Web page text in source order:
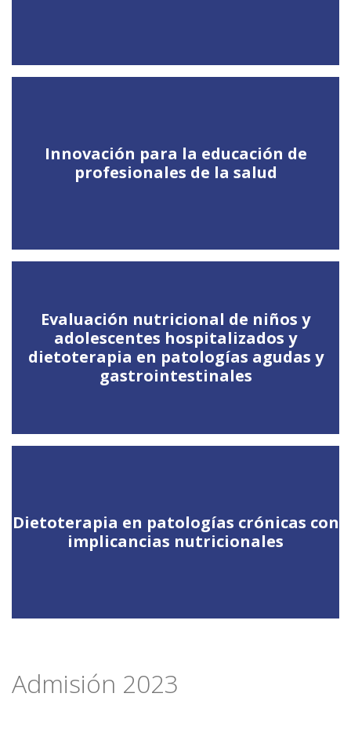
Innovación para la educación de
profesionales de la salud
Evaluación nutricional de niños y
adolescentes hospitalizados y
dietoterapia en patologías agudas y
gastrointestinales
Dietoterapia en patologías crónicas con
implicancias nutricionales
Admisión 2023